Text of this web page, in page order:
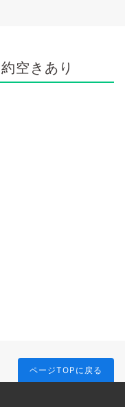
空きあり
ページTOPに戻る